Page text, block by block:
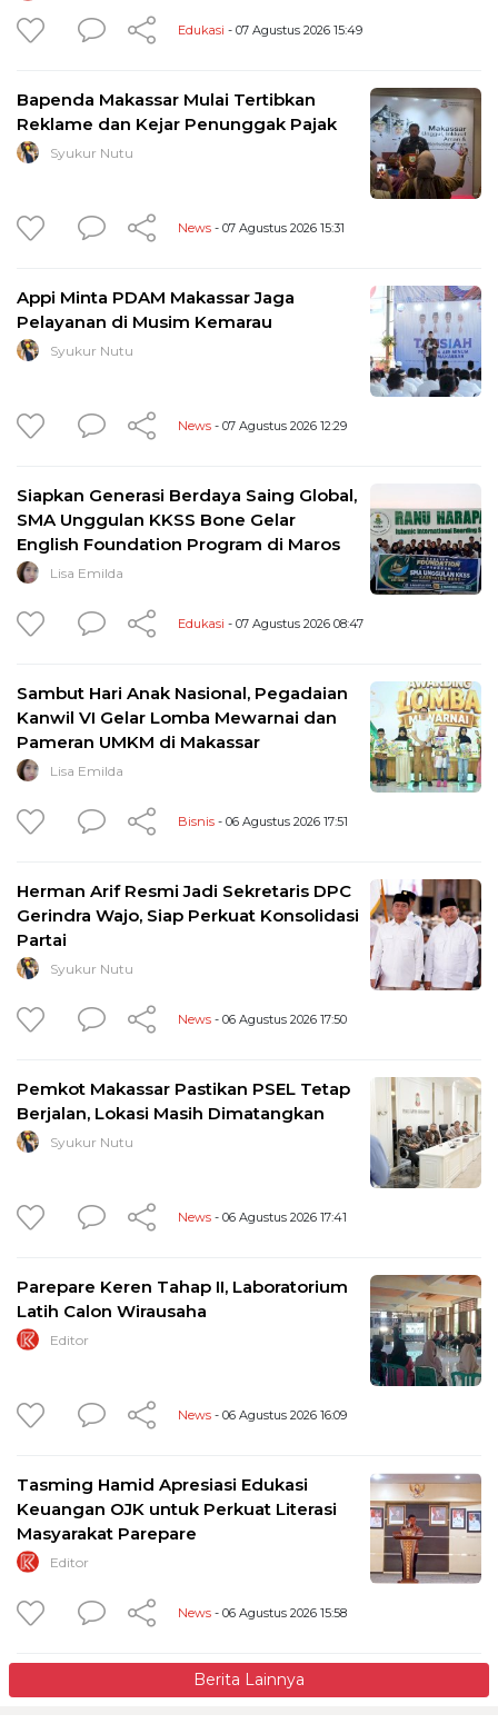
Edukasi - 07 Agustus 2026 15:49
Bapenda Makassar Mulai Tertibkan
Reklame dan Kejar Penunggak Pajak
Syukur Nutu
News - 07 Agustus 2026 15:31
Appi Minta PDAM Makassar Jaga
Pelayanan di Musim Kemarau
Syukur Nutu
News - 07 Agustus 2026 12:29
Siapkan Generasi Berdaya Saing Global,
SMA Unggulan KKSS Bone Gelar
English Foundation Program di Maros
Lisa Emilda
Edukasi - 07 Agustus 2026 08:47
Sambut Hari Anak Nasional, Pegadaian
Kanwil VI Gelar Lomba Mewarnai dan
Pameran UMKM di Makassar
Lisa Emilda
Bisnis - 06 Agustus 2026 17:51
Herman Arif Resmi Jadi Sekretaris DPC
Gerindra Wajo, Siap Perkuat Konsolidasi
Partai
Syukur Nutu
News - 06 Agustus 2026 17:50
Pemkot Makassar Pastikan PSEL Tetap
Berjalan, Lokasi Masih Dimatangkan
Syukur Nutu
News - 06 Agustus 2026 17:41
Parepare Keren Tahap II, Laboratorium
Latih Calon Wirausaha
Editor
News - 06 Agustus 2026 16:09
Tasming Hamid Apresiasi Edukasi
Keuangan OJK untuk Perkuat Literasi
Masyarakat Parepare
Editor
News - 06 Agustus 2026 15:58
Berita Lainnya